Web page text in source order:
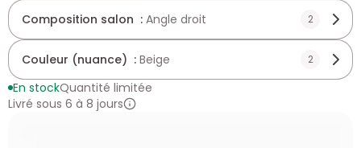
Composition salon : Angle droit 2
Couleur (nuance) : Beige 2
En stockQuantité limitée
Livré sous 6 à 8 jours